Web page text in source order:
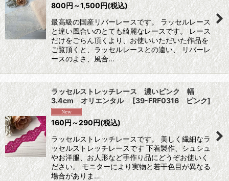
800円～1,500円(税込)
最高級の国産リバーレースです。 ラッセルレース
と違い風合いのとても綺麗なレースです。 レース
だけをごらん頂くより、お使いいただいた作品を
ご覧頂くと、ラッセルレースとの違い、 リバーレ
ースのよさ、風合…
ラッセルストレッチレース 濃いピンク 幅
3.4cm オリエンタル[39-FRF0316 ピンク]
160円～290円(税込)
ラッセルストレッチレースです。 美しく繊細なラ
ッセルストレッチレースです 下着製作、シュシュ
やお洋服、お人形など手作り品にどうぞお使いく
ださい。 モニターにより実物と若干色目が異なる
場合がありま…